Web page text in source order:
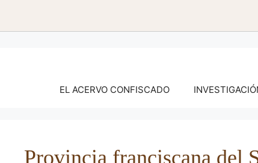
EL ACERVO CONFISCADO
Provincia franciscana del